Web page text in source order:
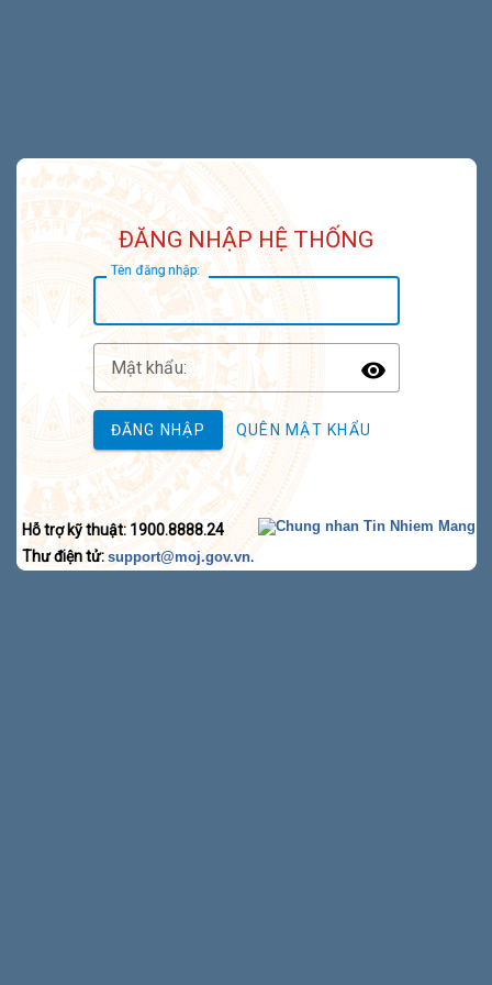
ĐĂNG NHẬP HỆ THỐNG
Tên đăng nhập:
Mật khẩu:
Toggle
ĐĂNG NHẬP QUÊN MẬT KHẨU
Hỗ trợ kỹ thuật: 1900.8888.24
Thư điện tử: support@moj.gov.vn.